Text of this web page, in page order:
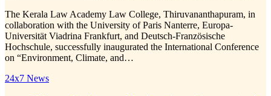
The Kerala Law Academy Law College, Thiruvananthapuram, in
collaboration with the University of Paris Nanterre, Europa-
Universität Viadrina Frankfurt, and Deutsch-Französische
Hochschule, successfully inaugurated the International Conference
on “Environment, Climate, and…
24x7 News